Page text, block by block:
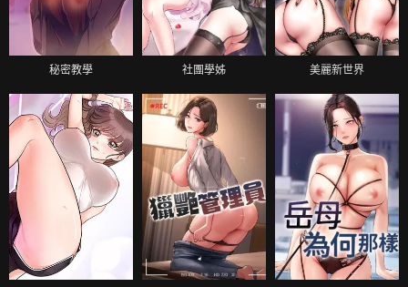
秘密教學 社團學姊 美麗新世界